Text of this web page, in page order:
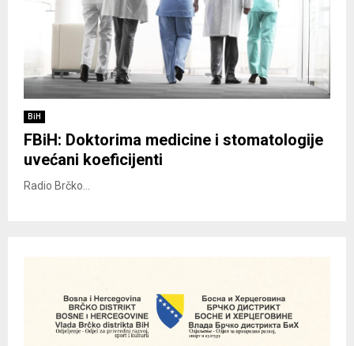
BiH
FBiH: Doktorima medicine i stomatologije
uvećani koeficijenti
Radio Brčko...